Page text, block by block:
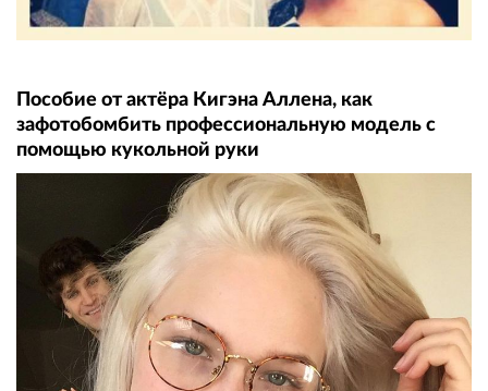
Пособие от актёра Кигэна Аллена, как
зафотобомбить профессиональную модель с
помощью кукольной руки